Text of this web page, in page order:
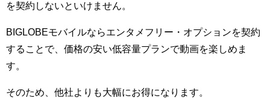
を契約しないといけません。
BIGLOBEモバイルならエンタメフリー・オプションを契約
することで、価格の安い低容量プランで動画を楽しめま
す。
そのため、他社よりも大幅にお得になります。